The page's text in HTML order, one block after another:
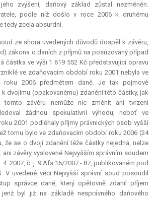
zvýšení, daňový základ zůstal nezměněn.
podle níž došlo v roce 2006 k druhému
tedy zcela absurdní.
ze shora uvedených důvodů dospěl k závěru,
zákona o daních z příjmů na posuzovaný případ
částka ve výši 1 619 552 Kč představující opravu
ve zdaňovacím období roku 2001 nebyla ve
roku 2006 předmětem daně. Je tak pojmově
dvojímu (opakovanému) zdanění této částky, jak
tomto závěru nemůže nic změnit ani tvrzení
žádnou spekulativní výhodu, neboť ve
2001 podléhaly příjmy právnických osob vyšší
tomu bylo ve zdaňovacím období roku 2006 (24
že se o dvojí zdanění téže částky nejedná, nelze
závěry vyslovené Nejvyšším správním soudem
4. 2007, č. j. 9 Afs 16/2007 - 87, publikovaném pod
V uvedené věci Nejvyšší správní soud posoudil
správce daně, který opětovně zdanil příjem
byl již na základě nesprávného daňového